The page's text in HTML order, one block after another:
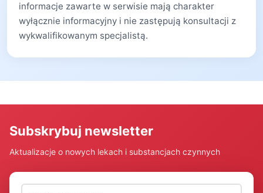
informacje zawarte w serwisie mają charakter
wyłącznie informacyjny i nie zastępują konsultacji z
wykwalifikowanym specjalistą.
Subskrybuj newsletter
Aktualizacje o nowych lekach i substancjach czynnych
Adres email (wymagany)